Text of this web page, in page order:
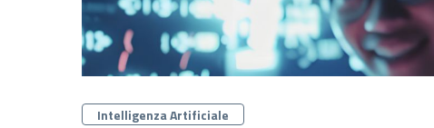
Categorie
Intelligenza Artificiale